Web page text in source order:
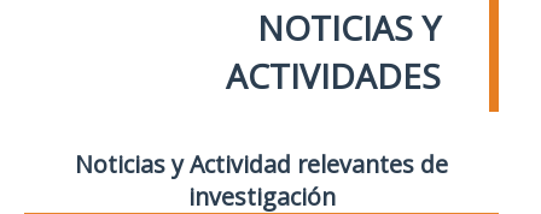
NOTICIAS Y
ACTIVIDADES
Noticias y Actividad relevantes de
investigación